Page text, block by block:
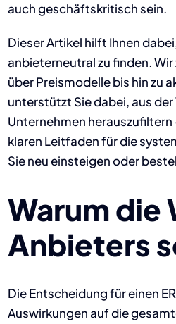
auch geschäftskritisch sein.
Dieser Artikel hilft Ihnen
anbieterneutral zu finden.
über Preismodelle bis hin zu
unterstützt Sie dabei, aus
Unternehmen
klaren Leitfaden für die
Sie neu einsteigen oder
Warum die
Anbieters
Die Entscheidung für einen
Auswirkungen auf die